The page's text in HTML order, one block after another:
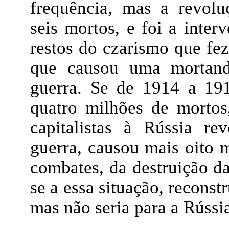
frequência, mas a
seis mortos, e foi a
restos do czarismo que
que causou uma
guerra. Se de 1914 a
quatro milhões de
capitalistas à Rússia
guerra, causou mais oito
combates, da destruição
se a essa situação,
mas não seria para a